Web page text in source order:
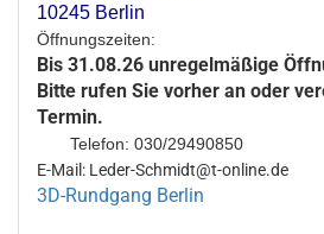
10245 Berlin
Öffnungszeiten:
Bis 31.08.26 unregelmäßige
Bitte rufen Sie vorher an oder
Termin.
Telefon: 030/29490850
E-Mail: Leder-Schmidt@t-online.de
3D-Rundgang Berlin